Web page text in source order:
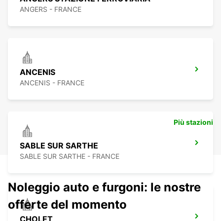
ANGERS - FRANCE
ANCENIS
ANCENIS - FRANCE
SABLE SUR SARTHE
SABLE SUR SARTHE - FRANCE
Più stazioni
Noleggio auto e furgoni: le nostre
offerte del momento